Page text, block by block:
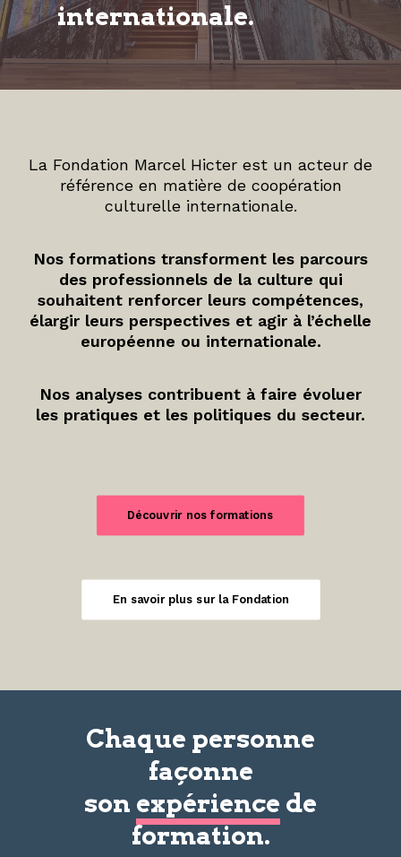
internationale.
La Fondation Marcel Hicter est un acteur de
référence en matière de coopération
culturelle internationale.
Nos formations transforment les parcours
des professionnels de la culture qui
souhaitent renforcer leurs compétences,
élargir leurs perspectives et agir à l’échelle
européenne ou internationale.
Nos analyses contribuent à faire évoluer
les pratiques et les politiques du secteur.
Découvrir nos formations
En savoir plus sur la Fondation
Chaque personne
façonne
son expérience de
formation.